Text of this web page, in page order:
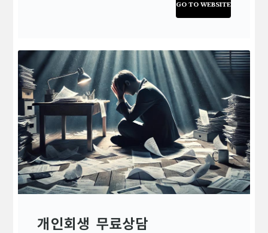
GO TO WEBSITE
개인회생 무료상담